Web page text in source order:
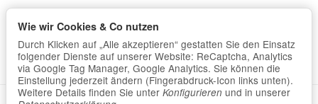
Informationen
Gesetzliche Informationen
Wie wir Cookies & Co nutzen
Durch Klicken auf „Alle akzeptieren“ gestatten Sie den Einsatz
folgender Dienste auf unserer Website: ReCaptcha, Analytics
via Google Tag Manager, Google Analytics. Sie können die
Einstellung jederzeit ändern (Fingerabdruck-Icon links unten).
Weitere Details finden Sie unter Konfigurieren und in unserer